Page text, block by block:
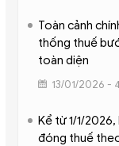
Toàn cảnh
thống thuế
toàn diện
13/01/2026 -
Kể từ 1/1/
đóng thuế